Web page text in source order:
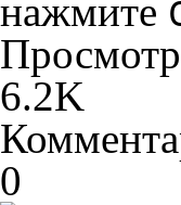
нажмите
6.2K
0